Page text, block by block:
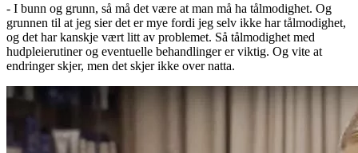
- I bunn og grunn, så må det være at man må ha tålmodighet. Og
grunnen til at jeg sier det er mye fordi jeg selv ikke har tålmodighet,
og det har kanskje vært litt av problemet. Så tålmodighet med
hudpleierutiner og eventuelle behandlinger er viktig. Og vite at
endringer skjer, men det skjer ikke over natta.